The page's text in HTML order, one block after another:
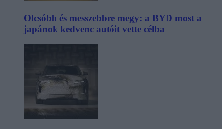
Olcsóbb és messzebbre megy: a BYD most a
japánok kedvenc autóit vette célba